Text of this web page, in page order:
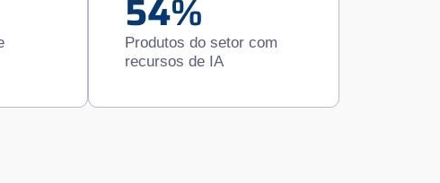
54%
Produtos do setor com
recursos de IA